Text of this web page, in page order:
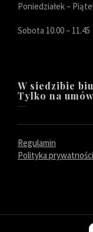
Poniedziałek –
Sobota 10.00 – 11.45
W siedzibie
Tylko na
Regulamin
Polityka prywatności